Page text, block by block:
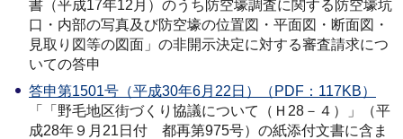
書（平成17年12月）のうち防空壕調査に関する防空壕坑
口・内部の写真及び防空壕の位置図・平面図・断面図・
見取り図等の図面」の非開示決定に対する審査請求につ
いての答申
答申第1501号（平成30年6月22日）（PDF：117KB）
「「野毛地区街づくり協議について（Ｈ28－４）」（平
成28年９月21日付 都再第975号）の紙添付文書に含ま